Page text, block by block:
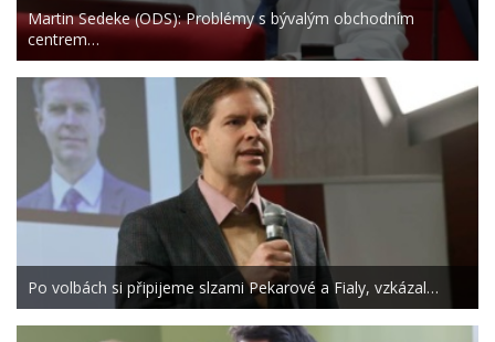
Martin Sedeke (ODS): Problémy s bývalým obchodním
centrem…
Po volbách si připijeme slzami Pekarové a Fialy, vzkázal…